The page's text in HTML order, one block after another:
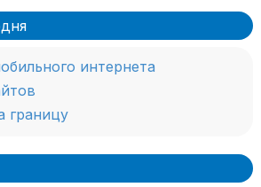
интернета
границу